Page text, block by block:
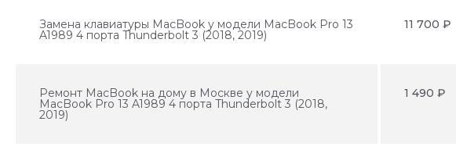
Замена клавиатуры MacBook у модели MacBook Pro 13
A1989 4 порта Thunderbolt 3 (2018, 2019)
11 700 ₽
Ремонт MacBook на дому в Москве у модели
MacBook Pro 13 A1989 4 порта Thunderbolt 3 (2018,
2019)
1 490 ₽